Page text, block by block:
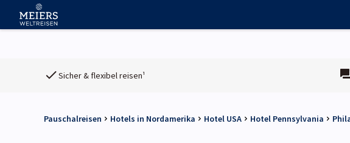
Sicher & flexibel reisen¹
Pauschalreisen Hotels in Nordamerika Hotel USA Hotel Pennsylvania